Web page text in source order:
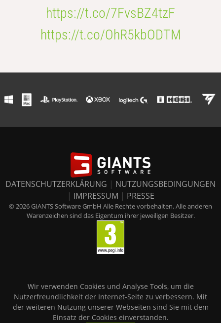
https://t.co/7FvsBZ4tzF
https://t.co/OhR5kbODTM
DATENSCHUTZERKLÄRUNG | NUTZUNGSBEDINGUNGEN
| IMPRESSUM | PRESSE
© 2026 GIANTS Software GmbH Alle Rechte vorbehalten. Alle anderen
Warenzeichen sind das Eigentum ihrer jeweiligen Besitzer.
Wir verwenden Cookies und Analyse Tools, um die
Nutzerfreundlichkeit der Internet-Seite zu verbessern. Mit
der weiteren Nutzung unserer Webseiten sind Sie mit dem
Einsatz der Cookies einverstanden.